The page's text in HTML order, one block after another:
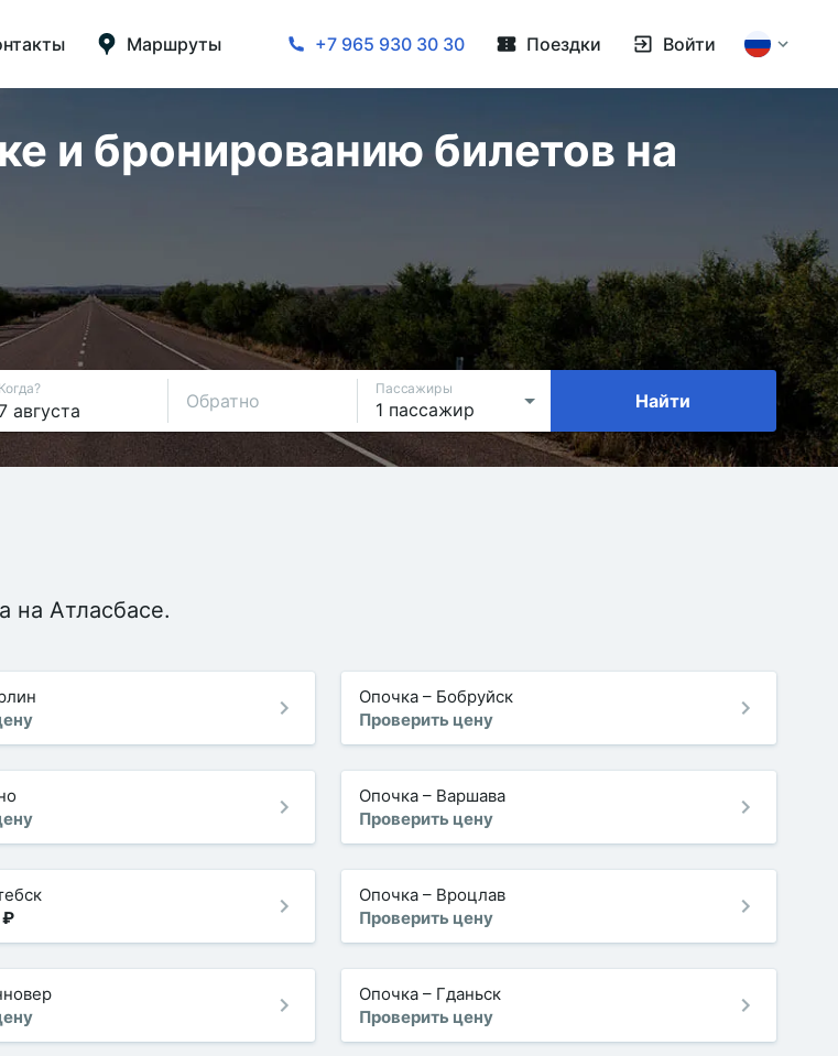
Маршруты +7 965 930 30 30 Поездки Войти
и бронированию билетов на
Когда?
Обратно
Пассажиры
Найти
на Атласбасе.
Опочка – Бобруйск
Проверить цену
Опочка – Варшава
Проверить цену
₽
Опочка – Вроцлав
Проверить цену
Опочка – Гданьск
Проверить цену